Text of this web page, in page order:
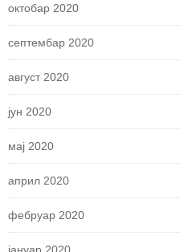
октобар 2020
септембар 2020
август 2020
јун 2020
мај 2020
април 2020
фебруар 2020